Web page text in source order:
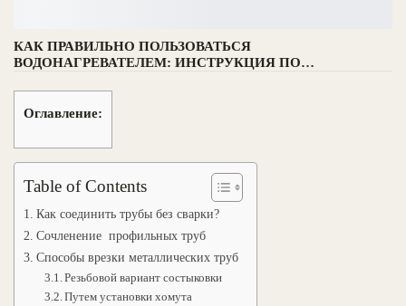
КАК ПРАВИЛЬНО ПОЛЬЗОВАТЬСЯ
ВОДОНАГРЕВАТЕЛЕМ: ИНСТРУКЦИЯ ПО…
Оглавление:
Table of Contents
Как соединить трубы без сварки?
Сочленение профильных труб
Способы врезки металлических труб
Резьбовой вариант состыковки
Путем установки хомута